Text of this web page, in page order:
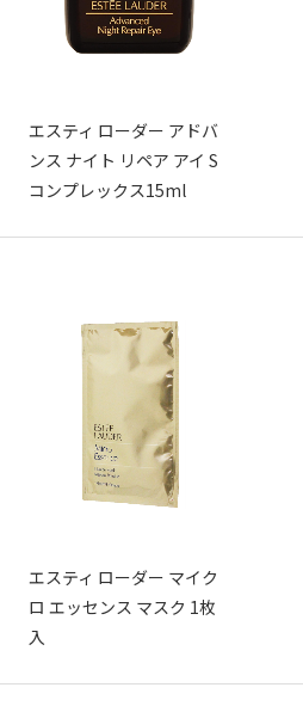
エスティ ローダー アドバ
ンス ナイト リペア アイ S
コンプレックス15ml
エスティ ローダー マイク
ロ エッセンス マスク 1枚
入